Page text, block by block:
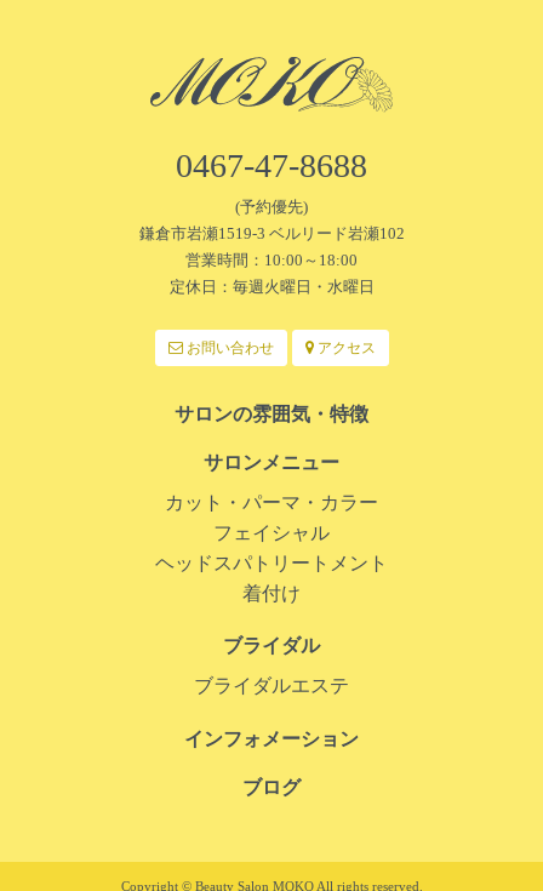
0467-47-8688
(予約優先)
鎌倉市岩瀬1519-3 ベルリード岩瀬102
営業時間：10:00～18:00
定休日：毎週火曜日・水曜日
お問い合わせ アクセス
サロンの雰囲気・特徴
サロンメニュー
カット・パーマ・カラー
フェイシャル
ヘッドスパトリートメント
着付け
ブライダル
ブライダルエステ
インフォメーション
ブログ
Copyright © Beauty Salon MOKO All rights reserved.